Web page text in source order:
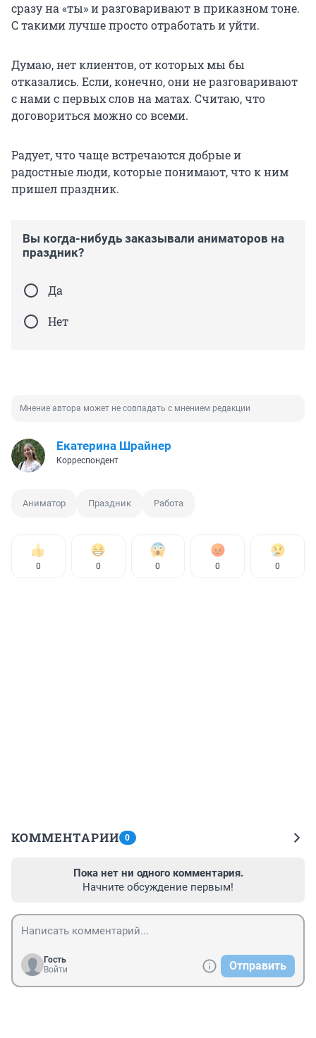
сразу на «ты» и разговаривают в приказном тоне.
С такими лучше просто отработать и уйти.
Думаю, нет клиентов, от которых мы бы
отказались. Если, конечно, они не разговаривают
с нами с первых слов на матах. Считаю, что
договориться можно со всеми.
Радует, что чаще встречаются добрые и
радостные люди, которые понимают, что к ним
пришел праздник.
Вы когда-нибудь заказывали аниматоров на
праздник?
Да
Нет
Мнение автора может не совпадать с мнением редакции
Екатерина Шрайнер
Корреспондент
Аниматор Праздник Работа
0 0 0 0 0
КОММЕНТАРИИ 0
Пока нет ни одного комментария.
Начните обсуждение первым!
Гость
Войти
Отправить